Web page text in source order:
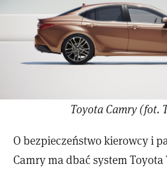
Toyota Camry (fot.
O bezpieczeństwo kierowcy i
Camry ma dbać system Toyota